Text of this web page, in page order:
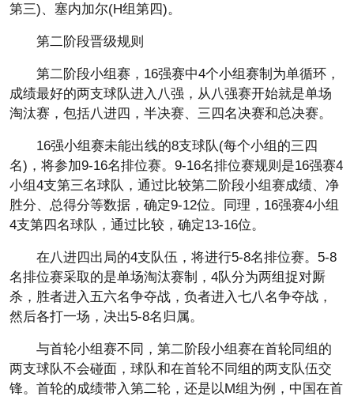
第三)、塞内加尔(H组第四)。
第二阶段晋级规则
第二阶段小组赛，16强赛中4个小组赛制为单循环，
成绩最好的两支球队进入八强，从八强赛开始就是单场
淘汰赛，包括八进四，半决赛、三四名决赛和总决赛。
16强小组赛未能出线的8支球队(每个小组的三四
名)，将参加9-16名排位赛。9-16名排位赛规则是16强赛4
小组4支第三名球队，通过比较第二阶段小组赛成绩、净
胜分、总得分等数据，确定9-12位。同理，16强赛4小组
4支第四名球队，通过比较，确定13-16位。
在八进四出局的4支队伍，将进行5-8名排位赛。5-8
名排位赛采取的是单场淘汰赛制，4队分为两组捉对厮
杀，胜者进入五六名争夺战，负者进入七八名争夺战，
然后各打一场，决出5-8名归属。
与首轮小组赛不同，第二阶段小组赛在首轮同组的
两支球队不会碰面，球队和在首轮不同组的两支队伍交
锋。首轮的成绩带入第二轮，还是以M组为例，中国在首